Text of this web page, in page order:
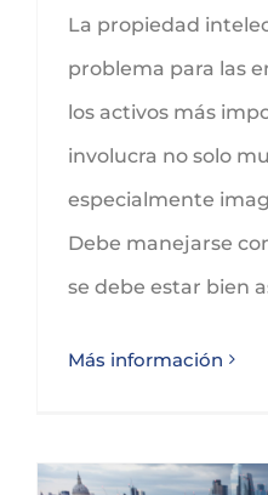
La propiedad
problema para las
los activos más
involucra no solo
especialmente
Debe manejarse
se debe estar bien
Más información